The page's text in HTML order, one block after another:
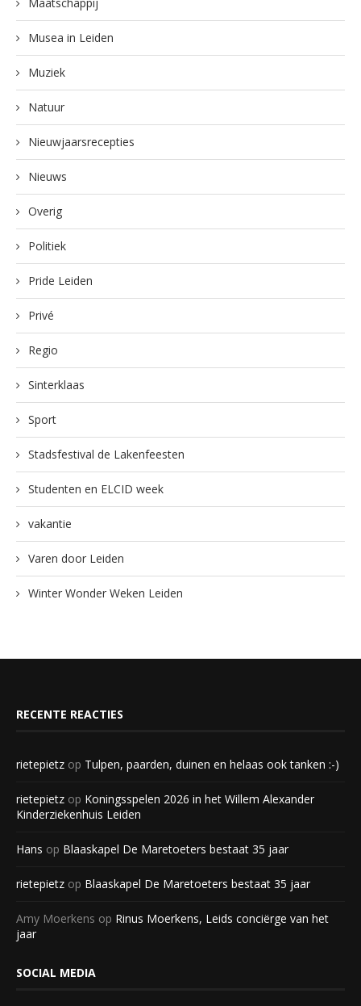
Maatschappij
Musea in Leiden
Muziek
Natuur
Nieuwjaarsrecepties
Nieuws
Overig
Politiek
Pride Leiden
Privé
Regio
Sinterklaas
Sport
Stadsfestival de Lakenfeesten
Studenten en ELCID week
vakantie
Varen door Leiden
Winter Wonder Weken Leiden
RECENTE REACTIES
rietepietz op Tulpen, paarden, duinen en helaas ook tanken :-)
rietepietz op Koningsspelen 2026 in het Willem Alexander
Kinderziekenhuis Leiden
Hans op Blaaskapel De Maretoeters bestaat 35 jaar
rietepietz op Blaaskapel De Maretoeters bestaat 35 jaar
Amy Moerkens op Rinus Moerkens, Leids conciërge van het
jaar
SOCIAL MEDIA